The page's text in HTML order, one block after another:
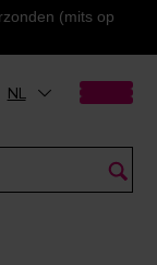
(mits op
NL